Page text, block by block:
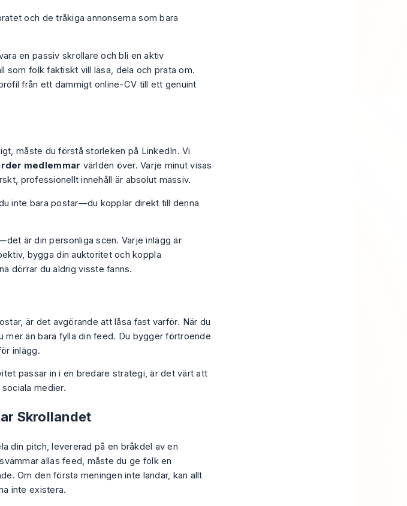
och de tråkiga annonserna som bara
en passiv skrollare och bli en aktiv
som folk faktiskt vill läsa, dela och prata om.
från ett dammigt online-CV till ett genuint
måste du förstå storleken på LinkedIn. Vi
medlemmar världen över. Varje minut visas
professionellt innehåll är absolut massiv.
inte bara postar—du kopplar direkt till denna
är din personliga scen. Varje inlägg är
bygga din auktoritet och koppla
dörrar du aldrig visste fanns.
är det avgörande att låsa fast varför. När du
mer än bara fylla din feed. Du bygger förtroende
inlägg.
passar in i en bredare strategi, är det värt att
medier.
Skrollandet
din pitch, levererad på en bråkdel av en
allas feed, måste du ge folk en
Om den första meningen inte landar, kan allt
inte existera.